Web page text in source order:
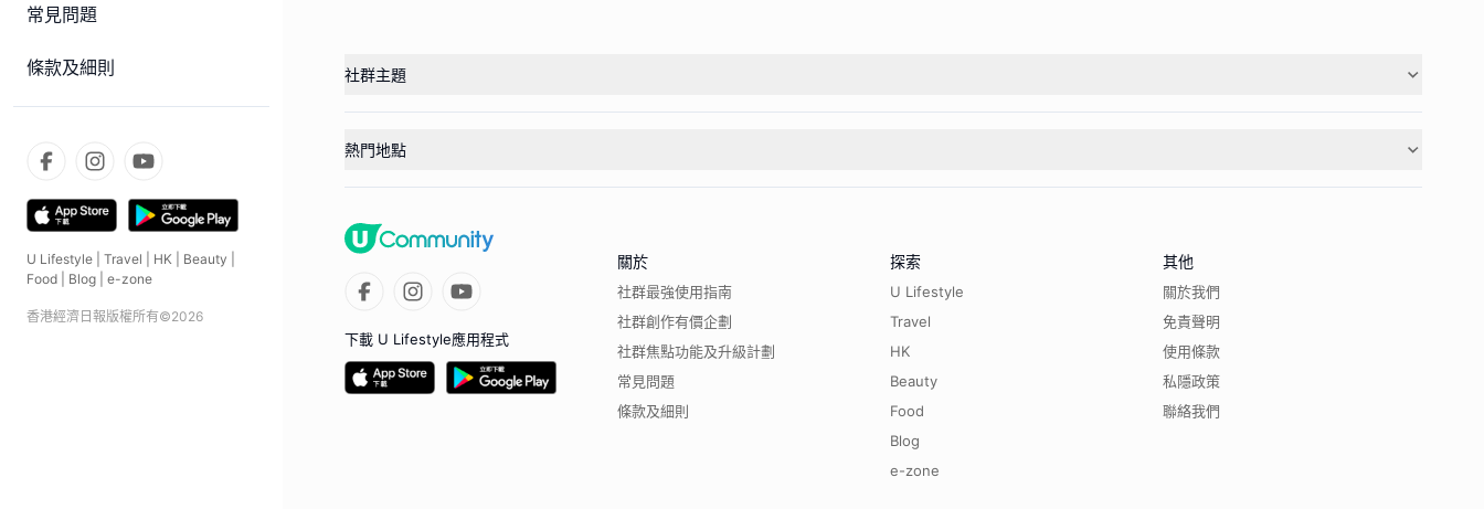
常見問題
條款及細則
U Lifestyle Travel HK Beauty
Food
Blog e-zone
香港經濟日報版權所有©2026
社群主題
熱門地點
下載 U Lifestyle應用程式
關於
社群最強使用指南
社群創作有價企劃
社群焦點功能及升級計劃
常見問題
條款及細則
探索
U Lifestyle
Travel
HK
Beauty
Food
Blog
e-zone
其他
關於我們
免責聲明
使用條款
私隱政策
聯絡我們